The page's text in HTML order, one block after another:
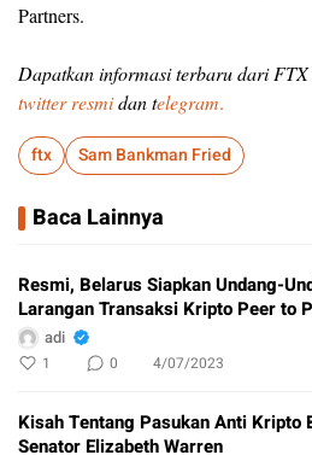
Partners.
Dapatkan informasi terbaru dari
twitter resmidan telegram.
ftx Sam Bankman Fried
Baca Lainnya
Resmi, Belarus Siapkan Undang-
Larangan Transaksi Kripto Peer to
adi
1 0 4/07/2023
Kisah Tentang Pasukan Anti Kripto
Senator Elizabeth Warren